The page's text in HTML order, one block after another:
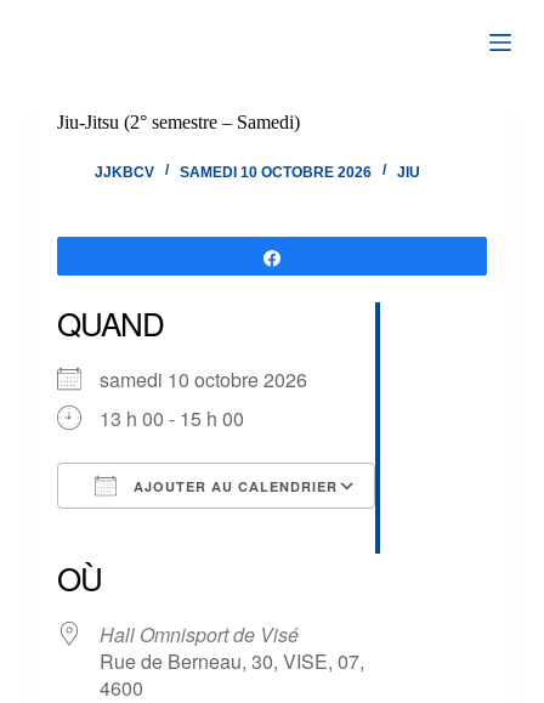
Jiu-Jitsu (2° semestre – Samedi)
JJKBCV SAMEDI 10 OCTOBRE 2026 JIU
QUAND
samedi 10 octobre 2026
13 h 00 - 15 h 00
AJOUTER AU CALENDRIER
OÙ
Hall Omnisport de Visé
Rue de Berneau, 30, VISE, 07,
4600